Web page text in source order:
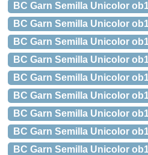
BC Garn Semilla Unicolor
BC Garn Semilla Unicolor
BC Garn Semilla Unicolor
BC Garn Semilla Unicolor
BC Garn Semilla Unicolor
BC Garn Semilla Unicolor
BC Garn Semilla Unicolor
BC Garn Semilla Unicolor
BC Garn Semilla Unicolor